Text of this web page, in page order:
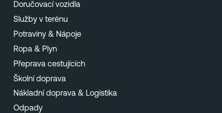
Doručovací vozidla
Služby v terénu
Potraviny & Nápoje
Ropa & Plyn
Přeprava cestujících
Školní doprava
Nákladní doprava & Logistika
Odpady